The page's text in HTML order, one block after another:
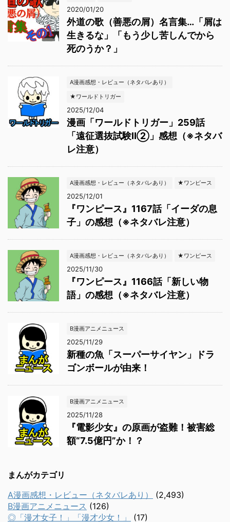
2020/01/20
外道の歌（善悪の屑）名言集…「屑は
生きるな」「もう少し苦しんでから
死のうか？」
A漫画感想・レビュー（ネタバレあり）
★ワールドトリガー
2025/12/04
漫画「ワールドトリガー」259話
「遠征選抜試験Ⅱ②」感想（※ネタバ
レ注意）
A漫画感想・レビュー（ネタバレあり） ★ワンピース
2025/12/01
『ワンピース』1167話「イーダの息
子」の感想（※ネタバレ注意）
A漫画感想・レビュー（ネタバレあり） ★ワンピース
2025/11/30
『ワンピース』1166話「新しい物
語」の感想（※ネタバレ注意）
B漫画アニメニュース
2025/11/29
新種の魚「スーパーサイヤン」ドラ
ゴンボールが由来！
B漫画アニメニュース
2025/11/28
『電影少女』の原画が盗難！被害総
額“7.5億円”か！？
まんがカテゴリ
A漫画感想・レビュー（ネタバレあり）
(2,493)
B漫画アニメニュース (126)
◎「漫才女子！」「漫才少女！」
(17)